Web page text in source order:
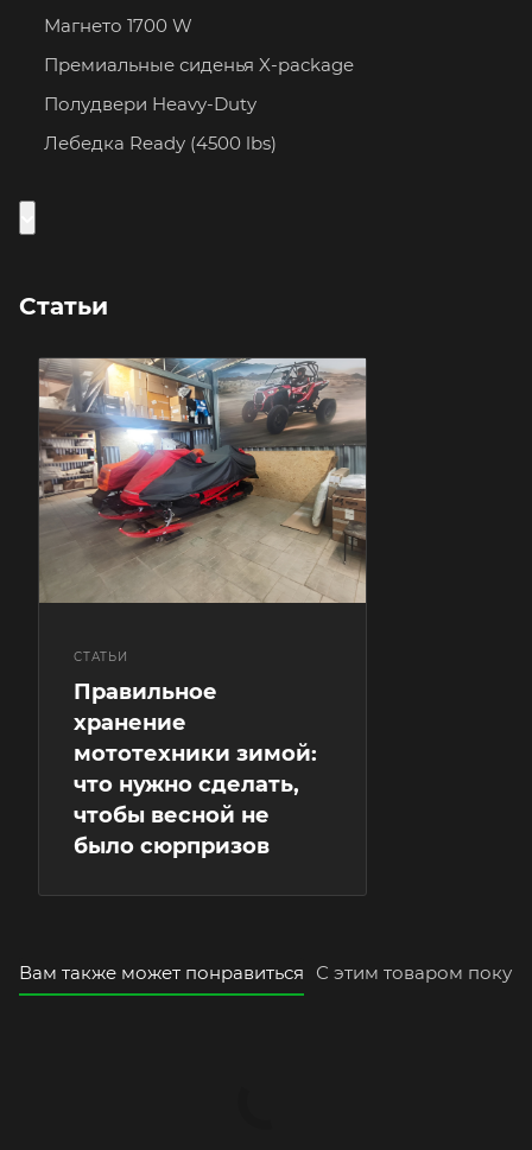
Магнето 1700 W
Премиальные сиденья X-package
Полудвери Heavy-Duty
Лебедка Ready (4500 lbs)
Статьи
СТАТЬИ
Правильное
хранение
мототехники зимой:
что нужно сделать,
чтобы весной не
было сюрпризов
Вам также может понравиться С этим товаром